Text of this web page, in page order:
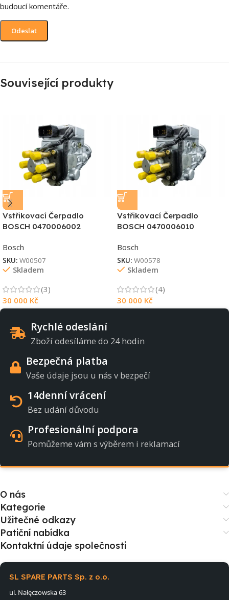
budoucí komentáře.
Související produkty
Vstřikovací Čerpadlo
BOSCH 0470006002
Bosch
SKU: W00507
Skladem
(3)
30 000 Kč
Vstřikovací Čerpadlo
BOSCH 0470006010
Bosch
SKU: W00578
Skladem
(4)
30 000 Kč
Rychlé odeslání
Zboží odesíláme do 24 hodin
Bezpečná platba
Vaše údaje jsou u nás v bezpečí
14denní vrácení
Bez udání důvodu
Profesionální podpora
Pomůžeme vám s výběrem i reklamací
O nás
Kategorie
Užitečné odkazy
Patiční nabídka
Kontaktní údaje společnosti
SL SPARE PARTS Sp. z o.o.
ul. Nałęczowska 63